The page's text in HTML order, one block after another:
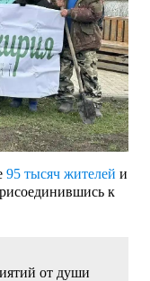
95 тысяч жителей и
к
от души